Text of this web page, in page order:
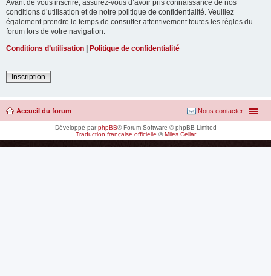
Avant de vous inscrire, assurez-vous d’avoir pris connaissance de nos
conditions d’utilisation et de notre politique de confidentialité. Veuillez
également prendre le temps de consulter attentivement toutes les règles du
forum lors de votre navigation.
Conditions d’utilisation | Politique de confidentialité
Inscription
Accueil du forum Nous contacter
Développé parphpBB® Forum Software © phpBB Limited
Traduction française officielle ©Miles Cellar